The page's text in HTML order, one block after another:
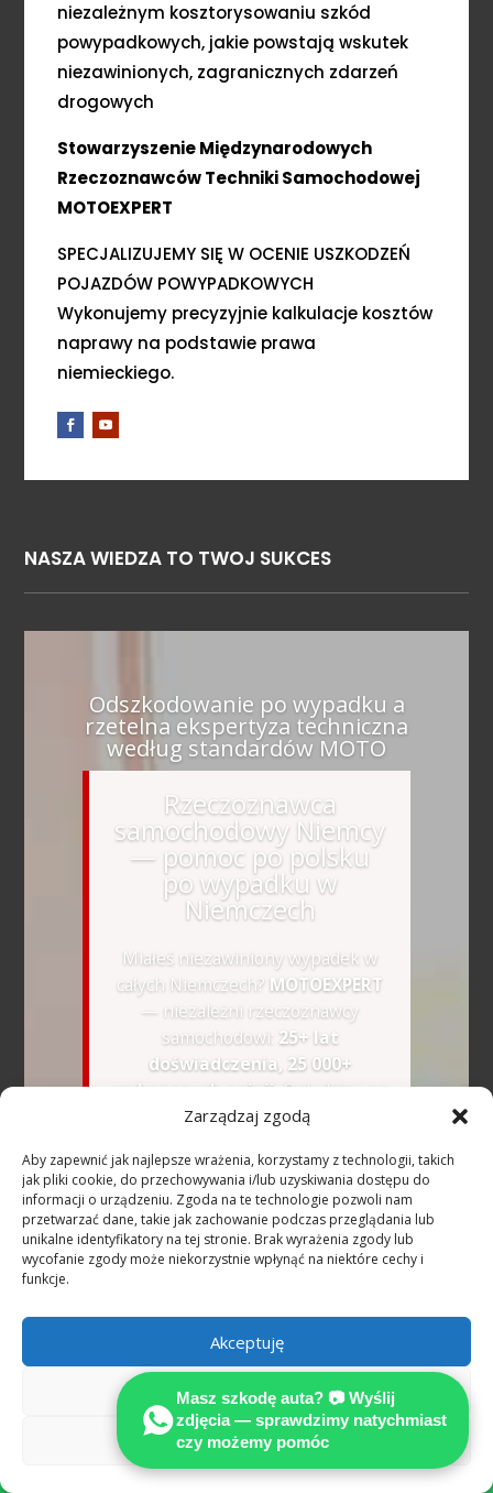
Zarządzaj zgodą
Aby zapewnić jak najlepsze wrażenia, korzystamy z technologii, takich
jak pliki cookie, do przechowywania i/lub uzyskiwania dostępu do
informacji o urządzeniu. Zgoda na te technologie pozwoli nam
przetwarzać dane, takie jak zachowanie podczas przeglądania lub
unikalne identyfikatory na tej stronie. Brak wyrażenia zgody lub
wycofanie zgody może niekorzystnie wpłynąć na niektóre cechy i
funkcje.
Akceptuję
Odmów
Zobacz preferencje
niezależnym kosztorysowaniu szkód
powypadkowych, jakie powstają wskutek
niezawinionych, zagranicznych zdarzeń
drogowych
Stowarzyszenie Międzynarodowych
Rzeczoznawców Techniki Samochodowej
MOTOEXPERT
SPECJALIZUJEMY SIĘ W OCENIE USZKODZEŃ
POJAZDÓW POWYPADKOWYCH
Wykonujemy precyzyjnie kalkulacje kosztów
naprawy na podstawie prawa
niemieckiego.
NASZA WIEDZA TO TWOJ SUKCES
Odszkodowanie po wypadku a
rzetelna ekspertyza techniczna
według standardów MOTO
Rzeczoznawca
samochodowy Niemcy
— pomoc po polsku
po wypadku w
Niemczech
Miałeś niezawiniony wypadek w
całych Niemczech? MOTOEXPERT
— niezależni rzeczoznawcy
samochodowi: 25+ lat
doświadczenia, 25 000+
wykonanych opinii. Oględziny na
miejscu (A1–A9 i cała sieć
sprawcy i jednoznacznej
odpowiedzialności uzasadnione
koszty rzeczoznawcy co do zasady
pokrywa ubezpieczyciel sprawcy
(§ 249 BGB).
WhatsApp українською
📷 Wyślij zdjęcia na
WhatsApp — bezpłatna
wstępna ocena

Masz szkodę auta? 📷 Wyślij
zdjęcia — sprawdzimy natychmiast
czy możemy pomóc